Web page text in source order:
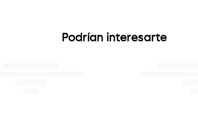
Podrían interesarte